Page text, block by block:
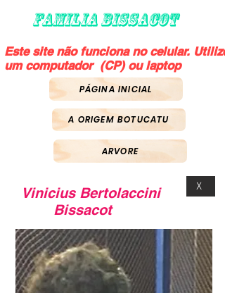
FAMILIA BISSACOT
Este site não funciona no celular. Utilize
um computador (CP) ou laptop
PÁGINA INICIAL
A ORIGEM BOTUCATU
ARVORE
Vinicius Bertolaccini
Bissacot
X